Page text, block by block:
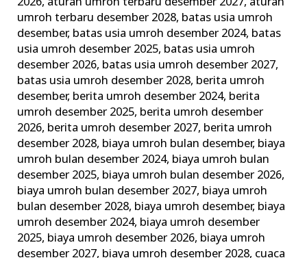
umroh terbaru desember 2028, batas usia umroh
desember, batas usia umroh desember 2024, batas
usia umroh desember 2025, batas usia umroh
desember 2026, batas usia umroh desember 2027,
batas usia umroh desember 2028, berita umroh
desember, berita umroh desember 2024, berita
umroh desember 2025, berita umroh desember
2026, berita umroh desember 2027, berita umroh
desember 2028, biaya umroh bulan desember, biaya
umroh bulan desember 2024, biaya umroh bulan
desember 2025, biaya umroh bulan desember 2026,
biaya umroh bulan desember 2027, biaya umroh
bulan desember 2028, biaya umroh desember, biaya
umroh desember 2024, biaya umroh desember
2025, biaya umroh desember 2026, biaya umroh
desember 2027, biaya umroh desember 2028, cuaca